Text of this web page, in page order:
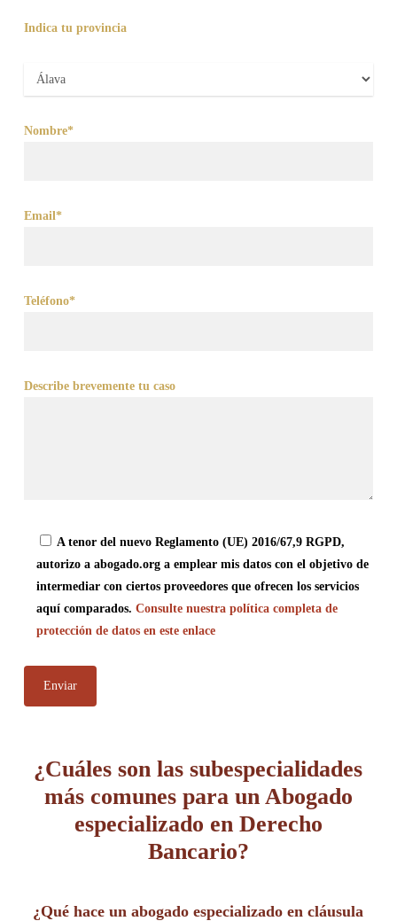
Indica tu provincia
Nombre*
Email*
Teléfono*
Describe brevemente tu caso
A tenor del nuevo Reglamento (UE) 2016/67,9 RGPD,
autorizo a abogado.org a emplear mis datos con el objetivo de
intermediar con ciertos proveedores que ofrecen los servicios
aquí comparados. Consulte nuestra política completa de
protección de datos en este enlace
¿Cuáles son las subespecialidades
más comunes para un Abogado
especializado en Derecho
Bancario?
¿Qué hace un abogado especializado en cláusula